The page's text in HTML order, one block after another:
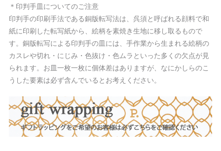
＊印判手皿についてのご注意
印判手の印刷手法である銅版転写法は、呉須と呼ばれる顔料で和
紙に印刷した転写紙から、絵柄を素焼き生地に移し取るもので
す。銅版転写による印判手の皿には、手作業から生まれる絵柄の
カスレや切れ・にじみ・色抜け・色ムラといった多くの欠点が見
られます。お皿一枚一枚に個体差はありますが、なにかしらのこ
うした要素は必ず含んでいるとお考えください。